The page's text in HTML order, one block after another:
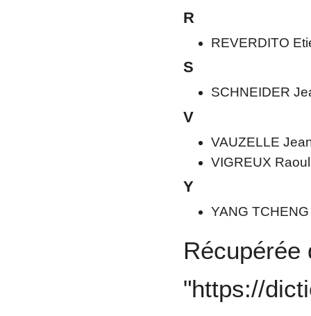
R
REVERDITO
S
SCHNEIDER
V
VAUZELLE
VIGREUX Raoul
Y
YANG TCHENG
Récupérée
"https://